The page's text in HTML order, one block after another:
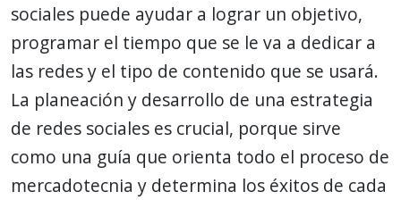
sociales puede ayudar a lograr un objetivo,
programar el tiempo que se le va a dedicar a
las redes y el tipo de contenido que se usará.
La planeación y desarrollo de una estrategia
de redes sociales es crucial, porque sirve
como una guía que orienta todo el proceso de
mercadotecnia y determina los éxitos de cada